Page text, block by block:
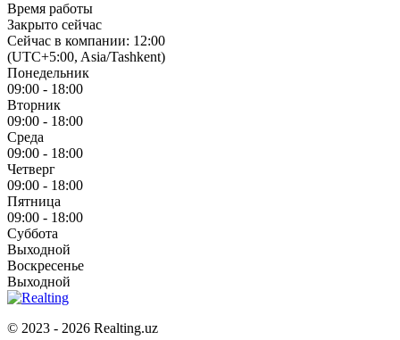
Время работы
Закрыто сейчас
Сейчас в компании: 12:00
(UTC+5:00, Asia/Tashkent)
Понедельник
09:00 - 18:00
Вторник
09:00 - 18:00
Среда
09:00 - 18:00
Четверг
09:00 - 18:00
Пятница
09:00 - 18:00
Суббота
Выходной
Воскресенье
Выходной
© 2023 - 2026 Realting.uz